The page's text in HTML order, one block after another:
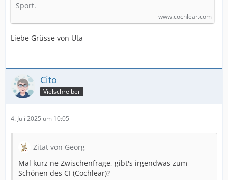
Sport.
www.cochlear.com
Liebe Grüsse von Uta
Cito
Vielschreiber
4. Juli 2025 um 10:05
Zitat von Georg
Mal kurz ne Zwischenfrage, gibt's irgendwas zum
Schönen des CI (Cochlear)?